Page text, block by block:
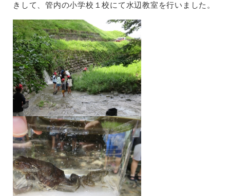
きして、管内の小学校１校にて水辺教室を行いました。